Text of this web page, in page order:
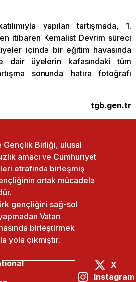
yapılan tartışmada, 1.
itibaren Kemalist Devrim süreci
içinde bir eğitim havasında
dair üyelerin kafasındaki tüm
sonunda hatıra fotoğrafı
tgb.gen.tr
Gençlik Birliği, ulusal
amacı ve Cumhuriyet
etrafında birleşmiş
ortak mücadele
gençliğini sağ-sol
Vatan
birleştirmek
yola çıkmıştır.
X
Instagram